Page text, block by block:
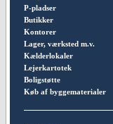
P-pladser
Butikker
Kontorer
Lager, værksted m.v.
Kælderlokaler
Lejerkartotek
Boligstøtte
Køb af byggematerialer